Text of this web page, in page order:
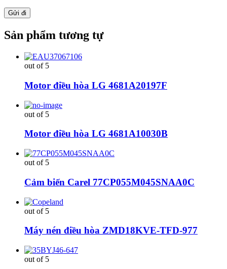
Sản phẩm tương tự
out of 5
Motor điều hòa LG 4681A20197F
out of 5
Motor điều hòa LG 4681A10030B
out of 5
Cảm biến Carel 77CP055M045SNAA0C
out of 5
Máy nén điều hòa ZMD18KVE-TFD-977
out of 5